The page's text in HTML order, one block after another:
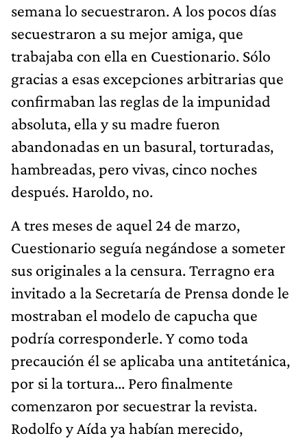
semana lo secuestraron. A los pocos días
secuestraron a su mejor amiga, que
trabajaba con ella en Cuestionario. Sólo
gracias a esas excepciones arbitrarias que
confirmaban las reglas de la impunidad
absoluta, ella y su madre fueron
abandonadas en un basural, torturadas,
hambreadas, pero vivas, cinco noches
después. Haroldo, no.
A tres meses de aquel 24 de marzo,
Cuestionario seguía negándose a someter
sus originales a la censura. Terragno era
invitado a la Secretaría de Prensa donde le
mostraban el modelo de capucha que
podría corresponderle. Y como toda
precaución él se aplicaba una antitetánica,
por si la tortura... Pero finalmente
comenzaron por secuestrar la revista.
Rodolfo y Aída ya habían merecido,